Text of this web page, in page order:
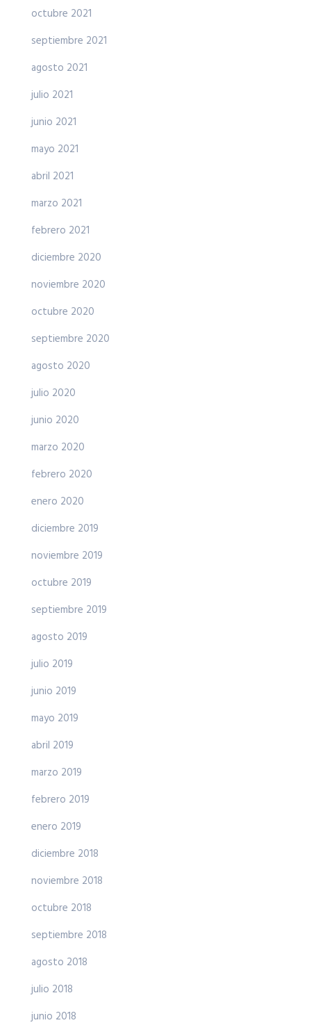
octubre 2021
septiembre 2021
agosto 2021
julio 2021
junio 2021
mayo 2021
abril 2021
marzo 2021
febrero 2021
diciembre 2020
noviembre 2020
octubre 2020
septiembre 2020
agosto 2020
julio 2020
junio 2020
marzo 2020
febrero 2020
enero 2020
diciembre 2019
noviembre 2019
octubre 2019
septiembre 2019
agosto 2019
julio 2019
junio 2019
mayo 2019
abril 2019
marzo 2019
febrero 2019
enero 2019
diciembre 2018
noviembre 2018
octubre 2018
septiembre 2018
agosto 2018
julio 2018
junio 2018